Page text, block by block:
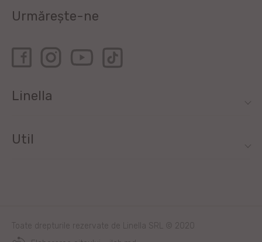
Urmărește-ne
Linella
Util
Toate drepturile rezervate de Linella SRL © 2020